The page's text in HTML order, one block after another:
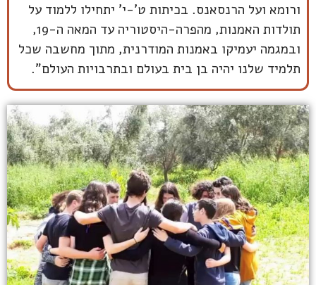
ורומא ועל הרנסאנס. בכיתות ט'-י' יתחילו ללמוד על
תולדות האמנות, מהפרה-היסטוריה עד המאה ה-19,
ובמגמה יעמיקו באמנות המודרנית, מתוך מחשבה שכל
תלמיד שלנו יהיה בן בית בעולם ובתרבויות העולם”.